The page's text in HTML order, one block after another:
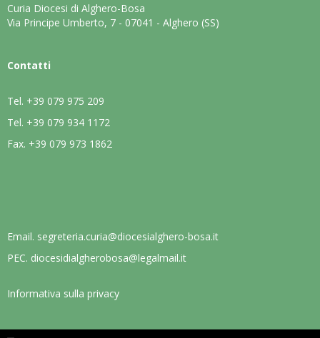
Curia Diocesi di Alghero-Bosa
Via Principe Umberto, 7 - 07041 - Alghero (SS)
Contatti
Tel. +39 079 975 209
Tel. +39 079 934 1172
Fax. +39 079 973 1862
Email. segreteria.curia@diocesialghero-bosa.it
PEC. diocesidialgherobosa@legalmail.it
Informativa sulla privacy